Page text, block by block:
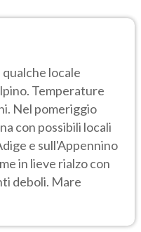
locale
Temperature
Nel pomeriggio
con possibili locali
e sull'Appennino
in lieve rialzo con
deboli. Mare